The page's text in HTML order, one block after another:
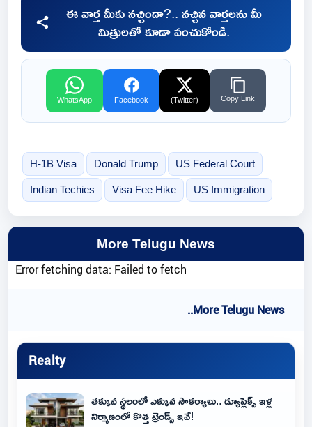
ఈ వార్త మీకు నచ్చిందా?.. నచ్చిన వార్తలను మీ
మిత్రులతో కూడా పంచుకోండి.
WhatsApp Facebook (Twitter) Copy Link
H-1B Visa Donald Trump US Federal Court
Indian Techies Visa Fee Hike US Immigration
More Telugu News
Error fetching data: Failed to fetch
..More Telugu News
Realty
తక్కువ స్థలంలో ఎక్కువ సౌకర్యాలు.. డ్యూప్లెక్స్ ఇళ్ల
నిర్మాణంలో కొత్త ట్రెండ్స్ ఇవే!